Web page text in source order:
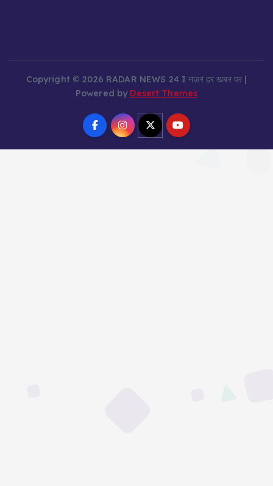
Copyright © 2026 RADAR NEWS 24 I नज़र हर खबर पर |
Powered by Desert Themes